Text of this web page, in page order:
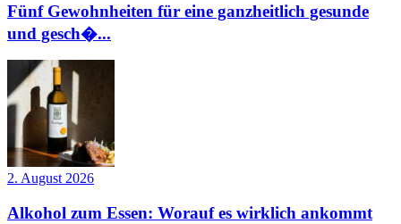
Fünf Gewohnheiten für eine ganzheitlich gesunde
und gesch�...
2. August 2026
Alkohol zum Essen: Worauf es wirklich ankommt